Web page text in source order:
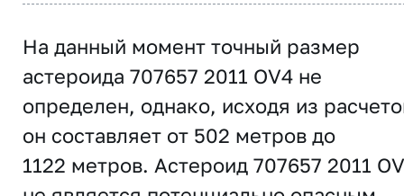
На данный момент точный размер
астероида 707657 2011 OV4 не
определен, однако, исходя из
он составляет от 502 метров до
1122 метров. Астероид 707657 2011